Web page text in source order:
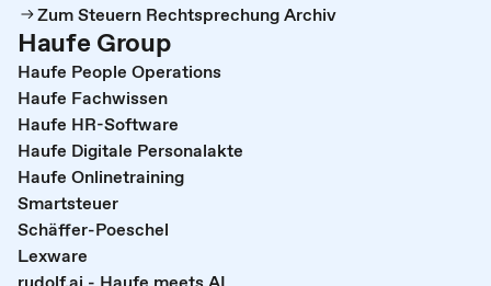
Zum Steuern Rechtsprechung Archiv
Haufe Group
Haufe People Operations
Haufe Fachwissen
Haufe HR-Software
Haufe Digitale Personalakte
Haufe Onlinetraining
Smartsteuer
Schäffer-Poeschel
Lexware